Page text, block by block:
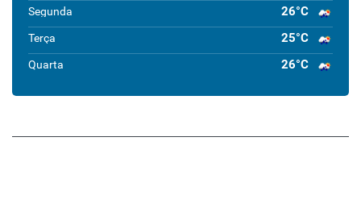
Segunda 26°C
Terça 25°C
Quarta 26°C